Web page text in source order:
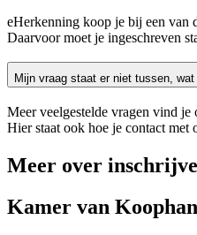
eHerkenning koop je bij een van
Daarvoor moet je ingeschreven
Mijn vraag staat er niet tussen, wat
Meer veelgestelde vragen vind je
Hier staat ook hoe je contact met
Meer over
Kamer van